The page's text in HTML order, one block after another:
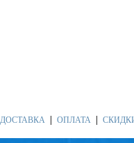
ДОСТАВКА ОПЛАТА